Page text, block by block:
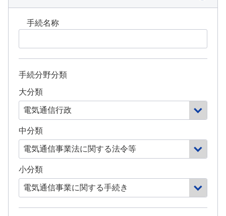
手続名称
手続分野分類
大分類
中分類
小分類